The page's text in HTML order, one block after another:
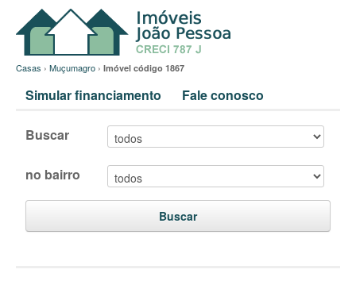
Casas › Muçumagro › Imóvel código 1867
Simular financiamento Fale conosco
Buscar
no bairro
Buscar